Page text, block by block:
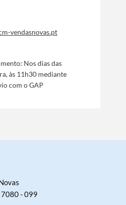
vendasnovas.pt
Nos dias das
às 11h30 mediante
com o GAP
7080 - 099